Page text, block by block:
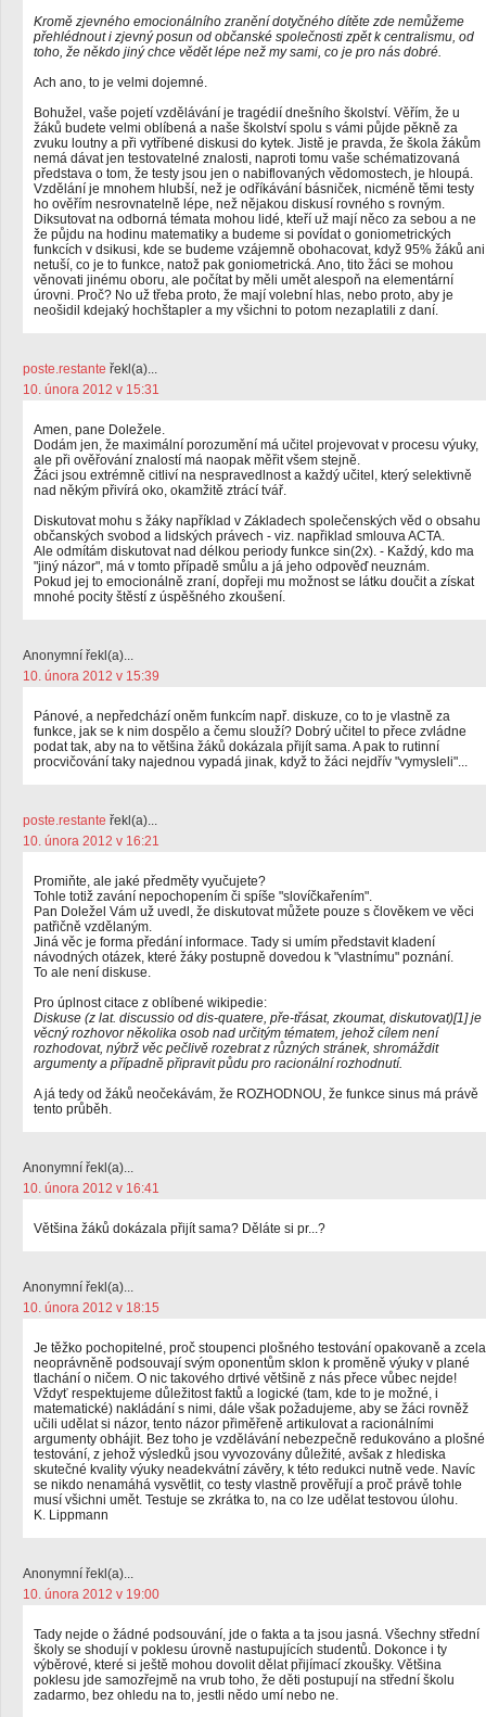
Kromě zjevného emocionálního zranění dotyčného dítěte zde nemůžeme
přehlédnout i zjevný posun od občanské společnosti zpět k centralismu, od
toho, že někdo jiný chce vědět lépe než my sami, co je pro nás dobré.
Ach ano, to je velmi dojemné.
Bohužel, vaše pojetí vzdělávání je tragédií dnešního školství. Věřím, že u
žáků budete velmi oblíbená a naše školství spolu s vámi půjde pěkně za
zvuku loutny a při vytříbené diskusi do kytek. Jistě je pravda, že škola žákům
nemá dávat jen testovatelné znalosti, naproti tomu vaše schématizovaná
představa o tom, že testy jsou jen o nabiflovaných vědomostech, je hloupá.
Vzdělání je mnohem hlubší, než je odříkávání básniček, nicméně těmi testy
ho ověřím nesrovnatelně lépe, než nějakou diskusí rovného s rovným.
Diksutovat na odborná témata mohou lidé, kteří už mají něco za sebou a ne
že půjdu na hodinu matematiky a budeme si povídat o goniometrických
funkcích v dsikusi, kde se budeme vzájemně obohacovat, když 95% žáků ani
netuší, co je to funkce, natož pak goniometrická. Ano, tito žáci se mohou
věnovati jinému oboru, ale počítat by měli umět alespoň na elementární
úrovni. Proč? No už třeba proto, že mají volební hlas, nebo proto, aby je
neošidil kdejaký hochštapler a my všichni to potom nezaplatili z daní.
poste.restante řekl(a)...
10. února 2012 v 15:31
Amen, pane Doležele.
Dodám jen, že maximální porozumění má učitel projevovat v procesu výuky,
ale při ověřování znalostí má naopak měřit všem stejně.
Žáci jsou extrémně citliví na nespravedlnost a každý učitel, který selektivně
nad někým přivírá oko, okamžitě ztrácí tvář.
Diskutovat mohu s žáky například v Základech společenských věd o obsahu
občanských svobod a lidských právech - viz. napřiklad smlouva ACTA.
Ale odmítám diskutovat nad délkou periody funkce sin(2x). - Každý, kdo ma
"jiný názor", má v tomto případě smůlu a já jeho odpověď neuznám.
Pokud jej to emocionálně zraní, dopřeji mu možnost se látku doučit a získat
mnohé pocity štěstí z úspěšného zkoušení.
Anonymní řekl(a)...
10. února 2012 v 15:39
Pánové, a nepředchází oněm funkcím např. diskuze, co to je vlastně za
funkce, jak se k nim dospělo a čemu slouží? Dobrý učitel to přece zvládne
podat tak, aby na to většina žáků dokázala přijít sama. A pak to rutinní
procvičování taky najednou vypadá jinak, když to žáci nejdřív "vymysleli"...
poste.restante řekl(a)...
10. února 2012 v 16:21
Promiňte, ale jaké předměty vyučujete?
Tohle totiž zavání nepochopením či spíše "slovíčkařením".
Pan Doležel Vám už uvedl, že diskutovat můžete pouze s člověkem ve věci
patřičně vzdělaným.
Jiná věc je forma předání informace. Tady si umím představit kladení
návodných otázek, které žáky postupně dovedou k "vlastnímu" poznání.
To ale není diskuse.
Pro úplnost citace z oblíbené wikipedie:
Diskuse (z lat. discussio od dis-quatere, pře-třásat, zkoumat, diskutovat)[1] je
věcný rozhovor několika osob nad určitým tématem, jehož cílem není
rozhodovat, nýbrž věc pečlivě rozebrat z různých stránek, shromáždit
argumenty a případně připravit půdu pro racionální rozhodnutí.
A já tedy od žáků neočekávám, že ROZHODNOU, že funkce sinus má právě
tento průběh.
Anonymní řekl(a)...
10. února 2012 v 16:41
Většina žáků dokázala přijít sama? Děláte si pr...?
Anonymní řekl(a)...
10. února 2012 v 18:15
Je těžko pochopitelné, proč stoupenci plošného testování opakovaně a zcela
neoprávněně podsouvají svým oponentům sklon k proměně výuky v plané
tlachání o ničem. O nic takového drtivé většině z nás přece vůbec nejde!
Vždyť respektujeme důležitost faktů a logické (tam, kde to je možné, i
matematické) nakládání s nimi, dále však požadujeme, aby se žáci rovněž
učili udělat si názor, tento názor přiměřeně artikulovat a racionálními
argumenty obhájit. Bez toho je vzdělávání nebezpečně redukováno a plošné
testování, z jehož výsledků jsou vyvozovány důležité, avšak z hlediska
skutečné kvality výuky neadekvátní závěry, k této redukci nutně vede. Navíc
se nikdo nenamáhá vysvětlit, co testy vlastně prověřují a proč právě tohle
musí všichni umět. Testuje se zkrátka to, na co lze udělat testovou úlohu.
K. Lippmann
Anonymní řekl(a)...
10. února 2012 v 19:00
Tady nejde o žádné podsouvání, jde o fakta a ta jsou jasná. Všechny střední
školy se shodují v poklesu úrovně nastupujících studentů. Dokonce i ty
výběrové, které si ještě mohou dovolit dělat přijímací zkoušky. Většina
poklesu jde samozřejmě na vrub toho, že děti postupují na střední školu
zadarmo, bez ohledu na to, jestli nědo umí nebo ne.